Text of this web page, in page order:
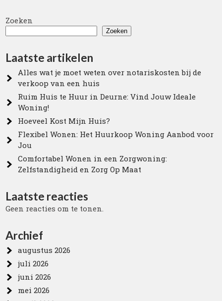
Zoeken
Zoeken
Laatste artikelen
Alles wat je moet weten over notariskosten bij de
verkoop van een huis
Ruim Huis te Huur in Deurne: Vind Jouw Ideale
Woning!
Hoeveel Kost Mijn Huis?
Flexibel Wonen: Het Huurkoop Woning Aanbod voor
Jou
Comfortabel Wonen in een Zorgwoning:
Zelfstandigheid en Zorg Op Maat
Laatste reacties
Geen reacties om te tonen.
Archief
augustus 2026
juli 2026
juni 2026
mei 2026